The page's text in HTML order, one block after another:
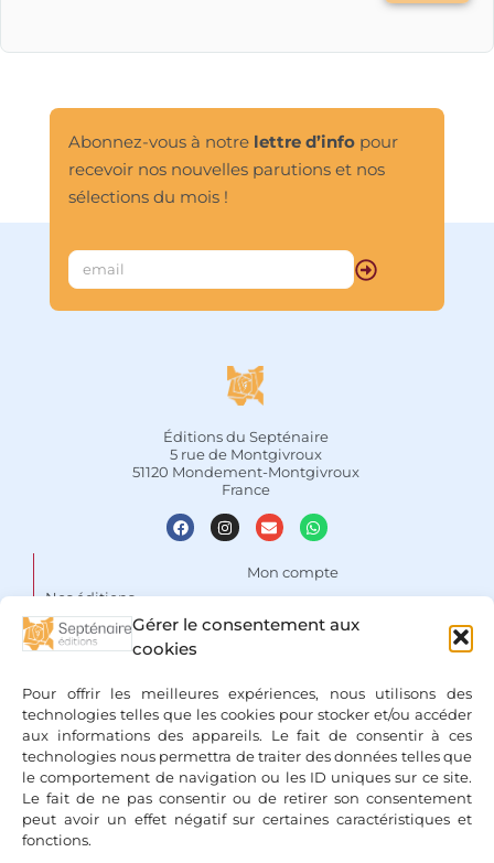
Gérer le consentement aux
cookies
Pour offrir les meilleures expériences, nous utilisons des
technologies telles que les cookies pour stocker et/ou accéder
aux informations des appareils. Le fait de consentir à ces
technologies nous permettra de traiter des données telles que
le comportement de navigation ou les ID uniques sur ce site.
Le fait de ne pas consentir ou de retirer son consentement
peut avoir un effet négatif sur certaines caractéristiques et
fonctions.
Abonnez-vous à notre lettre d’infopour
recevoir nos nouvelles parutions et nos
sélections du mois !
Éditions du Septénaire
5 rue de Montgivroux
51120 Mondement-Montgivroux
France
Nos éditions
Auteurs
Espace libraires
Nous contacter
Mon compte
Conditions Générales de
Vente
Mentions légales & Politique
de confidentialité